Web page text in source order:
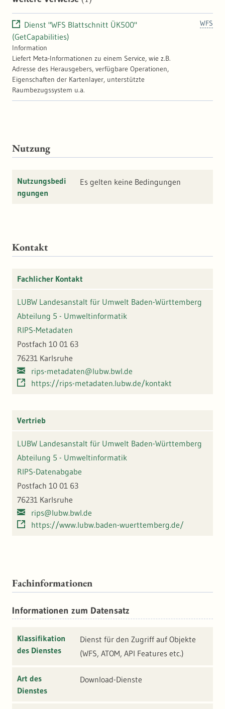
WFS
Dienst "WFS Blattschnitt ÜK500"
(GetCapabilities)
Information
Liefert Meta-Informationen zu einem Service, wie z.B.
Adresse des Herausgebers, verfügbare Operationen,
Eigenschaften der Kartenlayer, unterstützte
Raumbezugssystem u.a.
Nutzung
Nutzungsbedi
ngungen
Es gelten keine Bedingungen
Kontakt
Fachlicher Kontakt
LUBW Landesanstalt für Umwelt Baden-Württemberg
Abteilung 5 - Umweltinformatik
RIPS-Metadaten
Postfach 10 01 63
76231 Karlsruhe
rips-metadaten@lubw.bwl.de
https://rips-metadaten.lubw.de/kontakt
Vertrieb
LUBW Landesanstalt für Umwelt Baden-Württemberg
Abteilung 5 - Umweltinformatik
RIPS-Datenabgabe
Postfach 10 01 63
76231 Karlsruhe
rips@lubw.bwl.de
https://www.lubw.baden-wuerttemberg.de/
Fachinformationen
Informationen zum Datensatz
Klassifikation
des Dienstes
Dienst für den Zugriff auf Objekte
(WFS, ATOM, API Features etc.)
Art des
Dienstes
Download-Dienste